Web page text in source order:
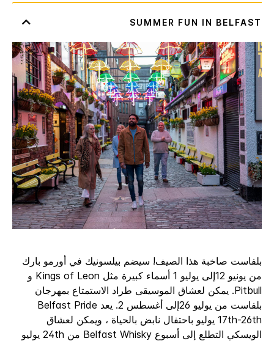
بلفاست صاخبة هذا الصيف! سيضم بيلسونيك في أورمو بارك
من يونيو 12إلى يوليو 1 أسماء كبيرة مثل Kings of Leon و
Pitbull. يمكن لعشاق الموسيقى طراد الاستمتاع بمهرجان
بلفاست من يوليو 26إلى أغسطس 2. يعد Belfast Pride
17th-26th يوليو باحتفال نابض بالحياة ، ويمكن لعشاق
الويسكي التطلع إلى أسبوع Belfast Whisky من 24th يوليو